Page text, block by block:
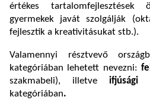
értékes tartalomfejlesztések
gyermekek javát szolgálják
fejlesztik a kreativitásukat stb.).
Valamennyi résztvevő
kategóriában lehetett nevezni:
szakmabeli), illetve ifjúsági
kategóriában.